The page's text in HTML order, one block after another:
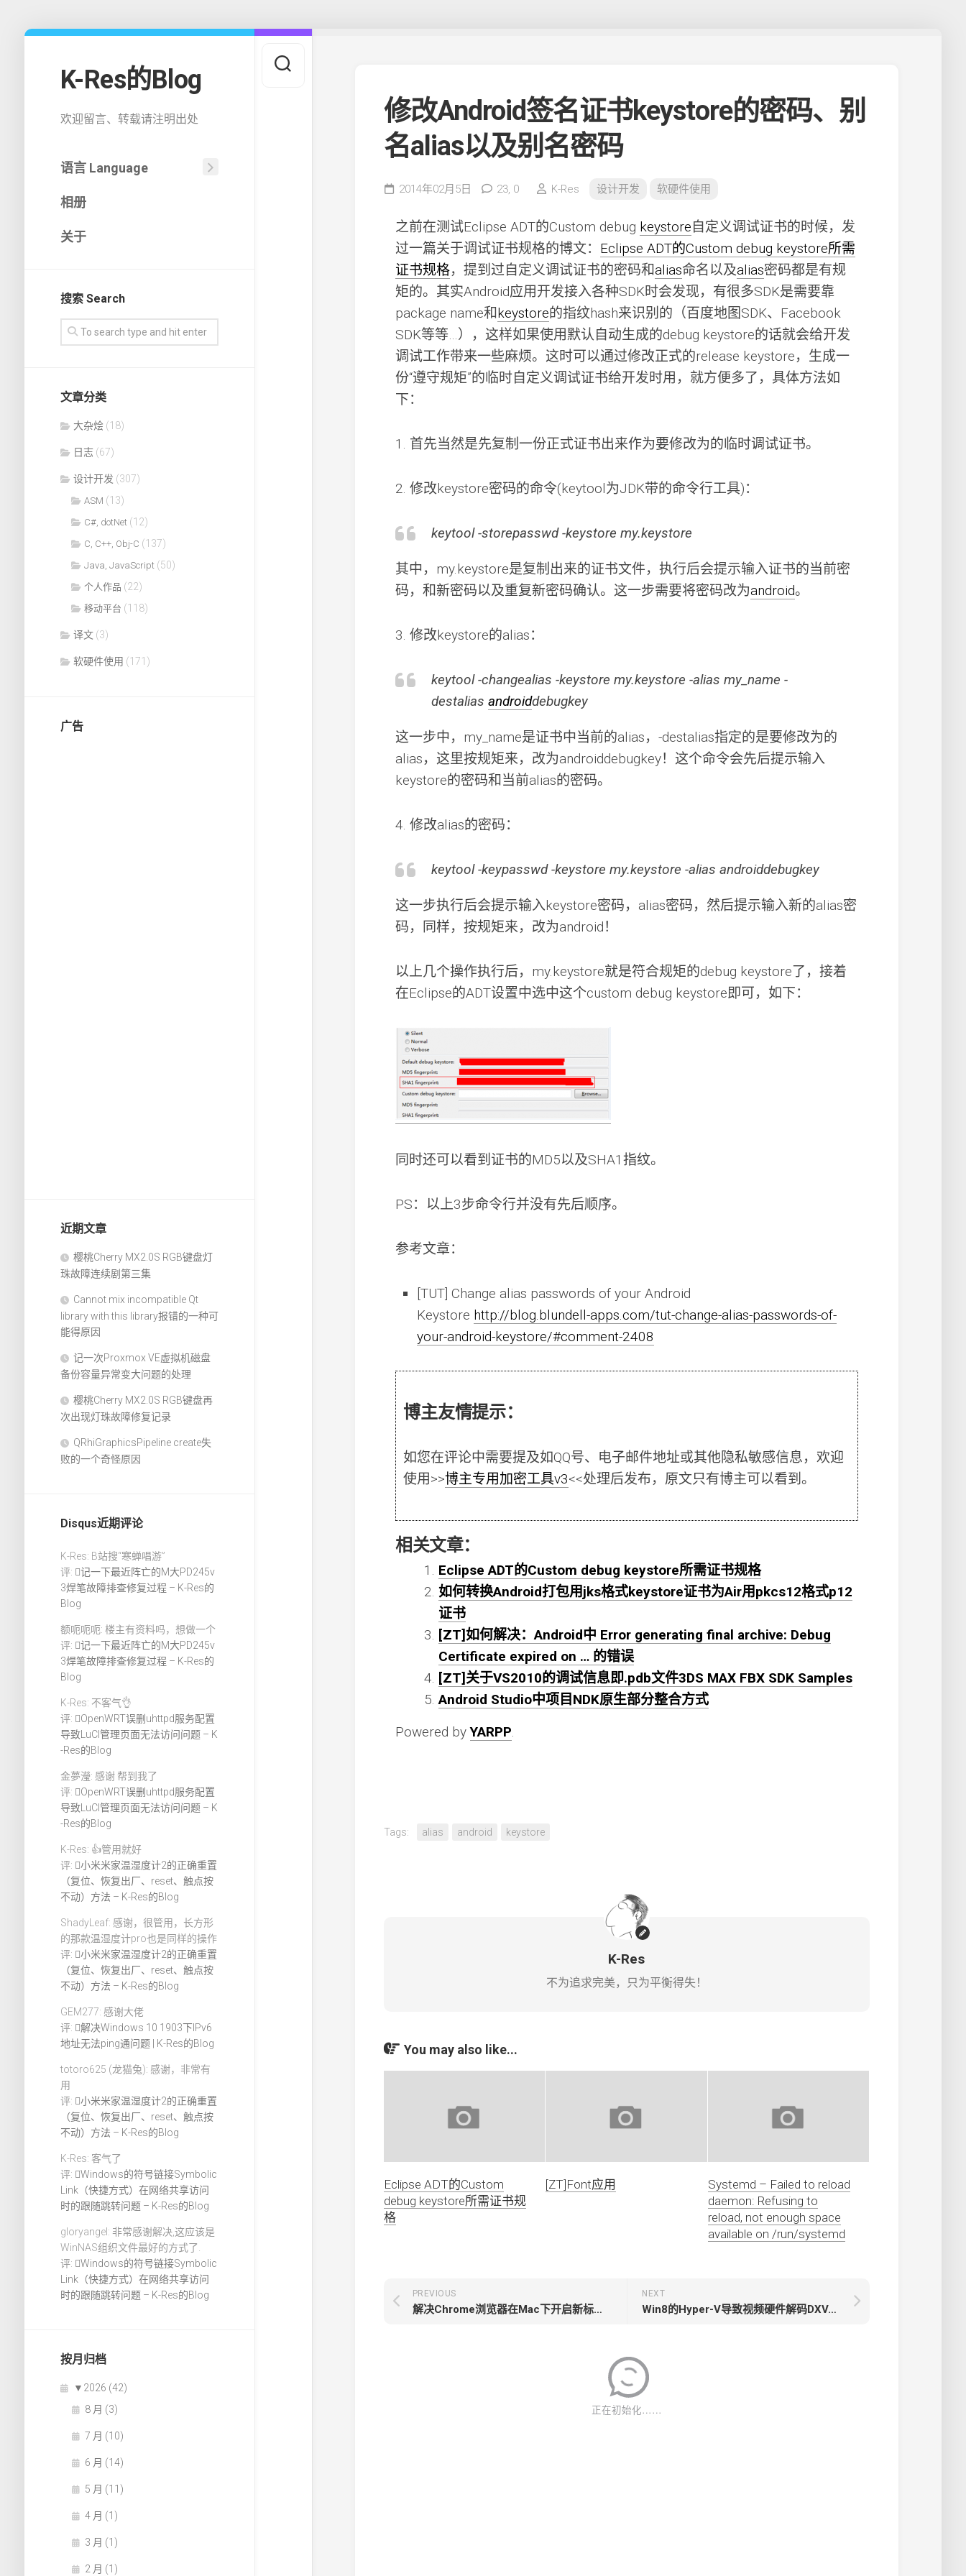
K-Res的Blog
欢迎留言、转载请注明出处
语言 Language
相册
关于
搜索 Search
文章分类
大杂烩 (18)
日志(67)
设计开发 (307)
ASM (13)
C#, dotNet(12)
C, C++, Obj-C (137)
Java, JavaScript(50)
个人作品 (22)
移动平台 (118)
译文(3)
软硬件使用 (171)
广告
近期文章
樱桃Cherry MX2.0S RGB键盘灯
珠故障连续剧第三集
Cannot mix incompatible Qt
library with this library报错的一种可
能得原因
记一次Proxmox VE虚拟机磁盘
备份容量异常变大问题的处理
樱桃Cherry MX2.0S RGB键盘再
次出现灯珠故障修复记录
QRhiGraphicsPipeline create失
败的一个奇怪原因
Disqus近期评论
K-Res: B站搜“寒蝉唱游”
评:
记一下最近阵亡的M大PD245v
3焊笔故障排查修复过程 – K-Res的
Blog
额呃呃呃: 楼主有资料吗，想做一个
评:
记一下最近阵亡的M大PD245v
3焊笔故障排查修复过程 – K-Res的
Blog
K-Res: 不客气👌
评:
OpenWRT误删uhttpd服务配置
导致LuCI管理页面无法访问问题 – K
-Res的Blog
金夢瀅: 感谢 帮到我了
评:
OpenWRT误删uhttpd服务配置
导致LuCI管理页面无法访问问题 – K
-Res的Blog
K-Res: 👍管用就好
评:
小米米家温湿度计2的正确重置
（复位、恢复出厂、reset、触点按
不动）方法 – K-Res的Blog
ShadyLeaf: 感谢，很管用，长方形
的那款温湿度计pro也是同样的操作
评:
小米米家温湿度计2的正确重置
（复位、恢复出厂、reset、触点按
不动）方法 – K-Res的Blog
GEM277: 感谢大佬
评:
解决Windows 10 1903下IPv6
地址无法ping通问题 | K-Res的Blog
totoro625 (龙猫兔): 感谢，非常有
用
评:
小米米家温湿度计2的正确重置
（复位、恢复出厂、reset、触点按
不动）方法 – K-Res的Blog
K-Res: 客气了
评:
Windows的符号链接Symbolic
Link（快捷方式）在网络共享访问
时的跟随跳转问题 – K-Res的Blog
gloryangel: 非常感谢解决,这应该是
WinNAS组织文件最好的方式了.
评:
Windows的符号链接Symbolic
Link（快捷方式）在网络共享访问
时的跟随跳转问题 – K-Res的Blog
按月归档
▼ 2026 (42)
8 月 (3)
7 月 (10)
6 月 (14)
5 月 (11)
4 月 (1)
3 月 (1)
2 月 (1)
修改Android签名证书keystore的密码、别
名alias以及别名密码
2014年02月5日 23, 0 K-Res 设计开发 软硬件使用
之前在测试Eclipse ADT的Custom debug keystore自定义调试证书的时候，发
过一篇关于调试证书规格的博文： Eclipse ADT的Custom debug keystore所需
证书规格，提到过自定义调试证书的密码和alias命名以及alias密码都是有规
矩的。其实Android应用开发接入各种SDK时会发现，有很多SDK是需要靠
package name和keystore的指纹hash来识别的（百度地图SDK、Facebook
SDK等等…），这样如果使用默认自动生成的debug keystore的话就会给开发
调试工作带来一些麻烦。这时可以通过修改正式的release keystore，生成一
份“遵守规矩”的临时自定义调试证书给开发时用，就方便多了，具体方法如
下：
1. 首先当然是先复制一份正式证书出来作为要修改为的临时调试证书。
2. 修改keystore密码的命令(keytool为JDK带的命令行工具)：
keytool -storepasswd -keystore my.keystore
其中，my.keystore是复制出来的证书文件，执行后会提示输入证书的当前密
码，和新密码以及重复新密码确认。这一步需要将密码改为android。
3. 修改keystore的alias：
keytool -changealias -keystore my.keystore -alias my_name -
destaliasandroiddebugkey
这一步中，my_name是证书中当前的alias，-destalias指定的是要修改为的
alias，这里按规矩来，改为androiddebugkey！这个命令会先后提示输入
keystore的密码和当前alias的密码。
4. 修改alias的密码：
keytool -keypasswd -keystore my.keystore -alias androiddebugkey
这一步执行后会提示输入keystore密码，alias密码，然后提示输入新的alias密
码，同样，按规矩来，改为android！
以上几个操作执行后，my.keystore就是符合规矩的debug keystore了，接着
在Eclipse的ADT设置中选中这个custom debug keystore即可，如下：
同时还可以看到证书的MD5以及SHA1指纹。
PS：以上3步命令行并没有先后顺序。
参考文章：
[TUT] Change alias passwords of your Android
Keystore http://blog.blundell-apps.com/tut-change-alias-passwords-of-
your-android-keystore/#comment-2408
博主友情提示：
如您在评论中需要提及如QQ号、电子邮件地址或其他隐私敏感信息，欢迎
使用>>博主专用加密工具v3<<处理后发布，原文只有博主可以看到。
相关文章：
Eclipse ADT的Custom debug keystore所需证书规格
如何转换Android打包用jks格式keystore证书为Air用pkcs12格式p12
证书
[ZT]如何解决：Android中 Error generating final archive: Debug
Certificate expired on … 的错误
[ZT]关于VS2010的调试信息即.pdb文件3DS MAX FBX SDK Samples
Android Studio中项目NDK原生部分整合方式
Powered byYARPP.
Tags: alias android keystore
K-Res
不为追求完美，只为平衡得失！
You may also like...
Eclipse ADT的Custom
debug keystore所需证书规
格
[ZT]Font应用
Systemd – Failed to reload
daemon: Refusing to
reload, not enough space
available on /run/systemd
NEXT
Win8的Hyper-V导致视频硬件解码DXVA失效的问题
PREVIOUS
解决Chrome浏览器在Mac下开启新标签后出现404的问题